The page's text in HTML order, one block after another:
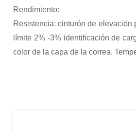
Rendimiento:
Resistencia: cinturón de elevación
límite 2% -3% identificación de
color de la capa de la correa.